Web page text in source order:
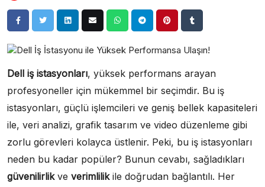
Dell iş istasyonları, yüksek performans arayan
profesyoneller için mükemmel bir seçimdir. Bu iş
istasyonları, güçlü işlemcileri ve geniş bellek kapasiteleri
ile, veri analizi, grafik tasarım ve video düzenleme gibi
zorlu görevleri kolayca üstlenir. Peki, bu iş istasyonları
neden bu kadar popüler? Bunun cevabı, sağladıkları
güvenilirlikve verimlilikile doğrudan bağlantılı. Her